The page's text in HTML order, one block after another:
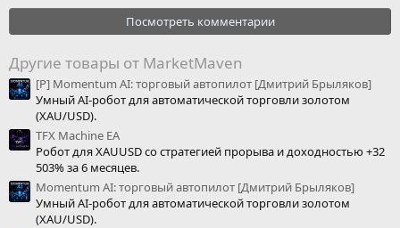
Посмотреть комментарии
Другие товары от MarketMaven
[Р] Momentum AI: торговый автопилот [Дмитрий Брыляков]
Умный AI-робот для автоматической торговли золотом
(XAU/USD).
TFX Machine EA
Робот для XAUUSD со стратегией прорыва и доходностью +32
503% за 6 месяцев.
Momentum AI: торговый автопилот [Дмитрий Брыляков]
Умный AI-робот для автоматической торговли золотом
(XAU/USD).